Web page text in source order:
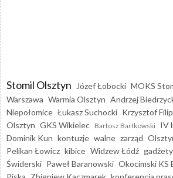
Stomil Olsztyn Józef Łobocki MOKS
Warszawa Warmia Olsztyn Andrzej
Niepołomice Łukasz Suchocki Krzysztof
Olsztyn GKS Wikielec Bartosz Bartkowski IV
Dominik Kun kontuzje walne zarząd
Pelikan Łowicz kibice Widzew Łódź gadżety
Świderski Paweł Baranowski Okocimski KS